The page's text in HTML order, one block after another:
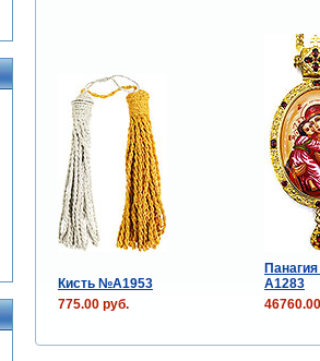
Кисть №A1953
А1283
775.00 руб.